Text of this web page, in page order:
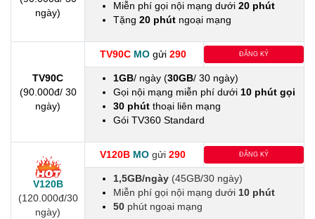
ngày)
Miễn phí gọi nội mạng dưới 20 phút
Tặng 20 phút ngoại mạng
TV90C
(90.000đ/ 30
ngày)
TV90C MO gửi 290 ĐĂNG KÝ
1GB/ ngày (30GB/ 30 ngày)
Gọi nội mạng miễn phí dưới 10 phút gọi
30 phút thoại liên mạng
Gói TV360 Standard
V120B
(120.000đ/30
ngày)
V120B MO gửi 290 ĐĂNG KÝ
1,5GB/ngày (45GB/30 ngày)
Miễn phí gọi nội mạng dưới 10 phút
50 phút ngoại mạng